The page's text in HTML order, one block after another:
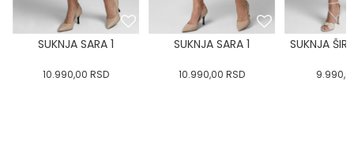
SUKNJA SARA 1
10.990,00 RSD
SUKNJA SARA 1
10.990,00 RSD
SUKNJA